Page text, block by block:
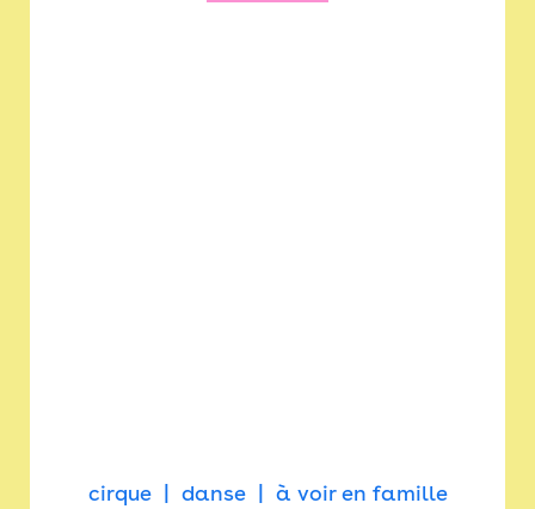
cirque danse à voir en famille